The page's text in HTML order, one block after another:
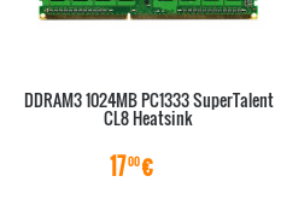
DDRAM3 1024MB PC1333 SuperTalent
CL8 Heatsink
1700€